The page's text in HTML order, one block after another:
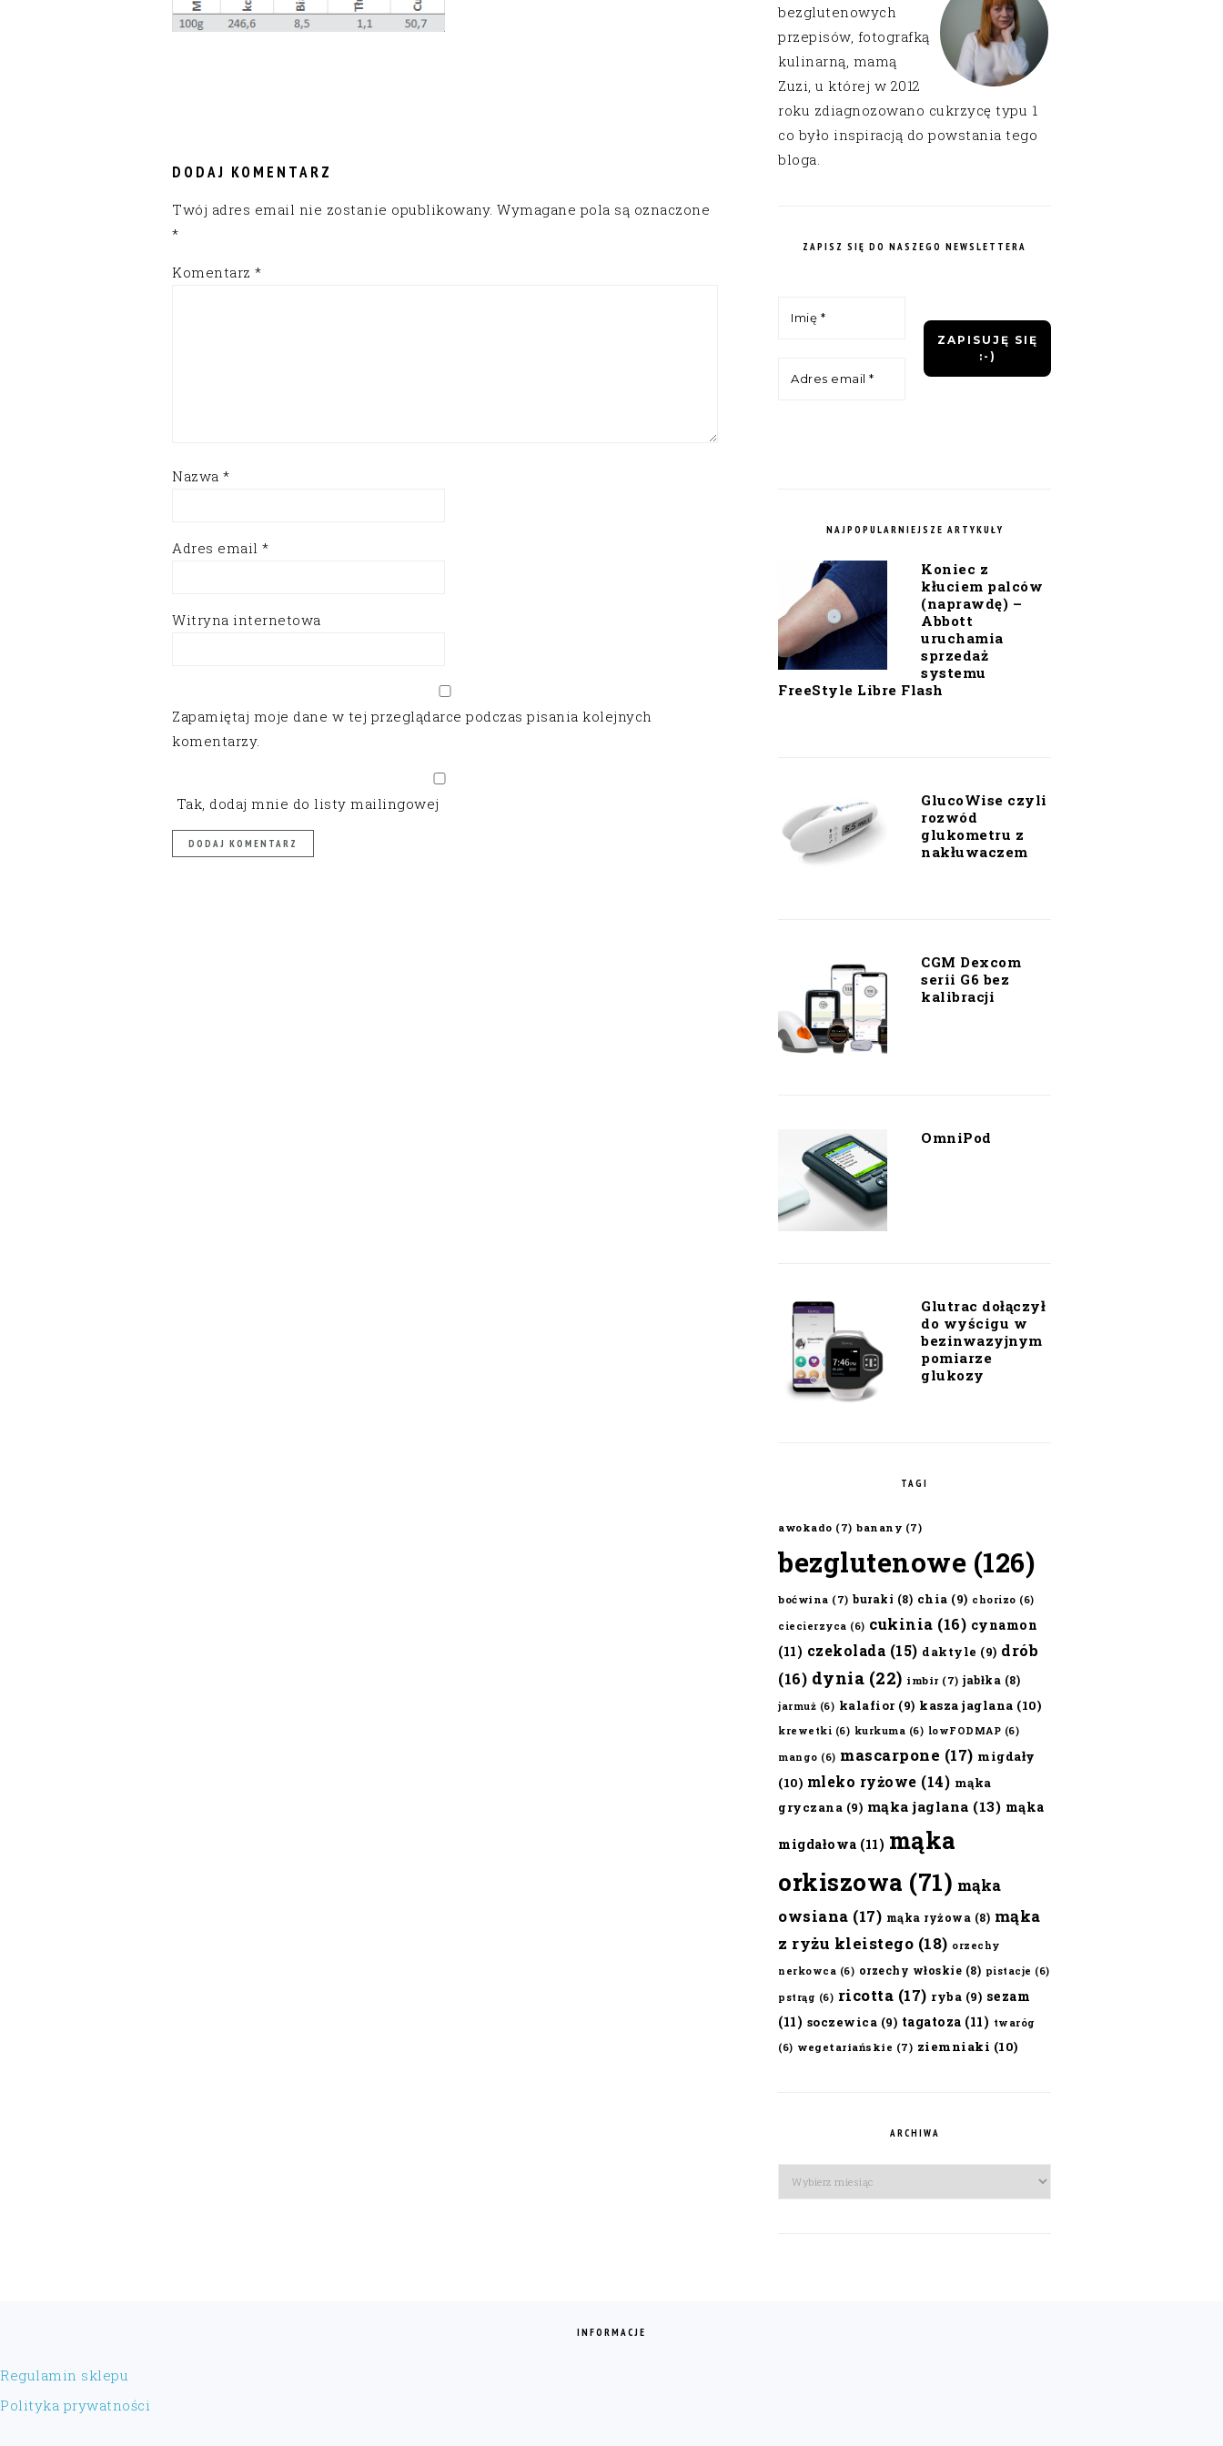
DODAJ KOMENTARZ
Twój adres email nie zostanie opublikowany. Wymagane pola są oznaczone
*
Komentarz *
Nazwa *
Adres email *
Witryna internetowa
Zapamiętaj moje dane w tej przeglądarce podczas pisania kolejnych
komentarzy.
Tak, dodaj mnie do listy mailingowej
bezglutenowych
przepisów, fotografką
kulinarną, mamą
Zuzi, u której w 2012
roku zdiagnozowano cukrzycę typu 1
co było inspiracją do powstania tego
bloga.
ZAPISZ SIĘ DO NASZEGO NEWSLETTERA
NAJPOPULARNIEJSZE ARTYKUŁY
Koniec z
kłuciem palców
(naprawdę) –
Abbott
uruchamia
sprzedaż
systemu
FreeStyle Libre Flash
GlucoWise czyli
rozwód
glukometru z
nakłuwaczem
CGM Dexcom
serii G6 bez
kalibracji
OmniPod
Glutrac dołączył
do wyścigu w
bezinwazyjnym
pomiarze
glukozy
TAGI
awokado (7) banany (7)
bezglutenowe (126)
boćwina (7) buraki (8) chia (9) chorizo (6)
ciecierzyca (6) cukinia (16) cynamon
(11) czekolada (15) daktyle (9) drób
(16) dynia (22) imbir (7) jabłka (8)
jarmuż (6) kalafior(9) kasza jaglana (10)
krewetki (6) kurkuma (6) lowFODMAP (6)
mango (6) mascarpone (17) migdały
(10) mleko ryżowe (14) mąka
gryczana (9) mąka jaglana (13) mąka
migdałowa (11) mąka
orkiszowa (71) mąka
owsiana (17) mąka ryżowa (8) mąka
z ryżu kleistego (18) orzechy
nerkowca (6) orzechy włoskie (8) pistacje (6)
pstrąg (6) ricotta (17) ryba (9) sezam
(11) soczewica (9) tagatoza (11) twaróg
(6) wegetariańskie (7) ziemniaki (10)
ARCHIWA
Archiwa
INFORMACJE
Regulamin sklepu
Polityka prywatności